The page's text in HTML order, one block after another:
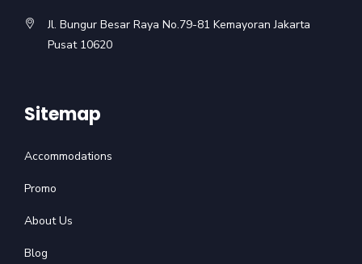
Jl. Bungur Besar Raya No.79-81 Kemayoran Jakarta
Pusat 10620
Sitemap
Accommodations
Promo
About Us
Blog